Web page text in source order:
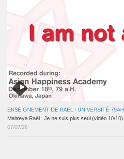
ENSEIGNEMENT DE RAËL / UNIVERSITÉ-79AH
Maitreya Raël : Je ne suis plus seul (vidéo 10/10)
07/07/26